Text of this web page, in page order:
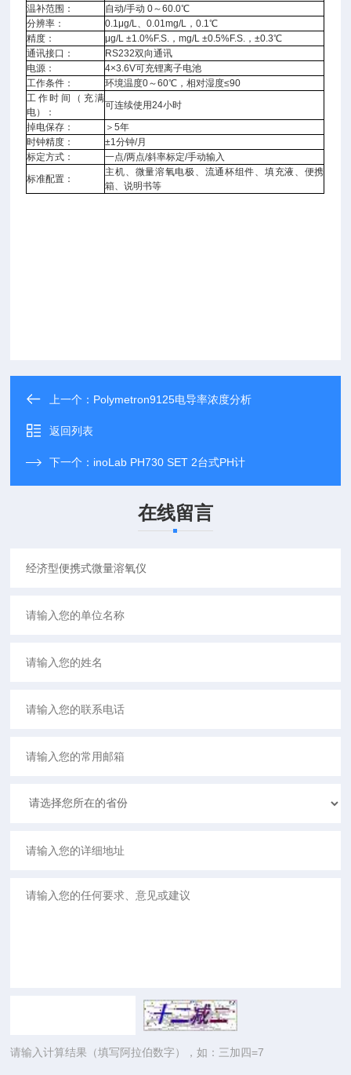
温补范围：
自动/手动 0～60.0℃
分辨率：
0.1μg/L、0.01mg/L，0.1℃
精度：
μg/L ±1.0%F.S.，mg/L ±0.5%F.S.，±0.3℃
通讯接口：
RS232双向通讯
电源：
4×3.6V可充锂离子电池
工作条件：
环境温度0～60℃，相对湿度≤90
工作时间（充满
电）：
可连续使用24小时
掉电保存：
＞5年
时钟精度：
±1分钟/月
标定方式：
一点/两点/斜率标定/手动输入
标准配置：
主机、微量溶氧电极、流通杯组件、填充液、便携
箱、说明书等
上一个： Polymetron9125电导率浓度分析
返回列表
下一个： inoLab PH730 SET 2台式PH计
在线留言
请输入计算结果（填写阿拉伯数字），如：三加四=7